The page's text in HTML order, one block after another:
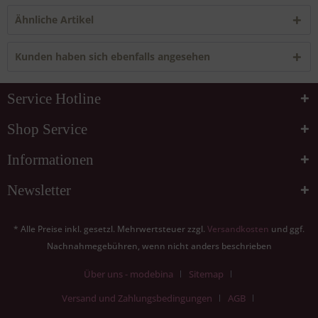
Ähnliche Artikel
Kunden haben sich ebenfalls angesehen
Service Hotline
Shop Service
Informationen
Newsletter
* Alle Preise inkl. gesetzl. Mehrwertsteuer zzgl. Versandkosten und ggf.
Nachnahmegebühren, wenn nicht anders beschrieben
Über uns - modebina
Sitemap
Versand und Zahlungsbedingungen
AGB